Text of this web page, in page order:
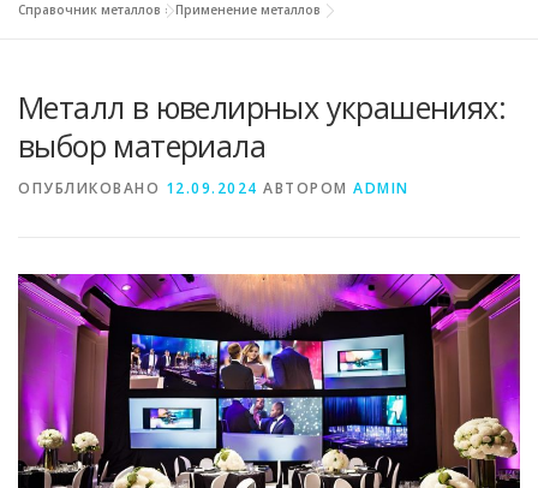
МЕТАЛЛЫ И ОКРУЖАЮЩАЯ СРЕДА
СВОЙСТВА МЕТАЛЛОВ СОРТА МЕТАЛЛОВ
СТАТЬИ
Справочник металлов »Применение металлов
Металл в ювелирных украшениях:
выбор материала
ОПУБЛИКОВАНО 12.09.2024 АВТОРОМ ADMIN